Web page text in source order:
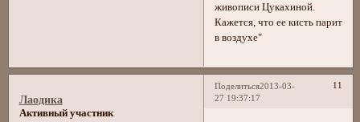
живописи Цукахиной.
Кажется, что ее кисть парит
в воздухе"
Поделиться 11
2013-03-
27 19:37:17
Лаодика
Активный участник